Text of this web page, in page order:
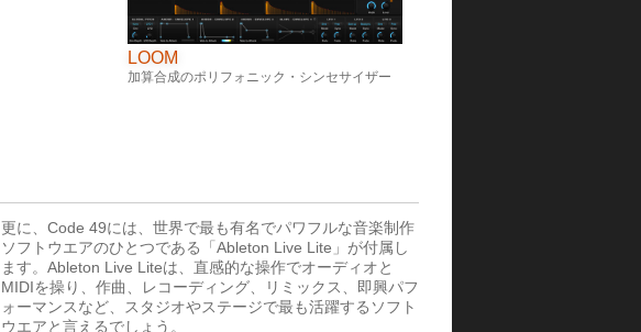
LOOM
加算合成のポリフォニック・シンセサイザー
更に、Code 49には、世界で最も有名でパワフルな音楽制作
ソフトウエアのひとつである「Ableton Live Lite」が付属し
ます。Ableton Live Liteは、直感的な操作でオーディオと
MIDIを操り、作曲、レコーディング、リミックス、即興パフ
ォーマンスなど、スタジオやステージで最も活躍するソフト
ウエアと言えるでしょう。